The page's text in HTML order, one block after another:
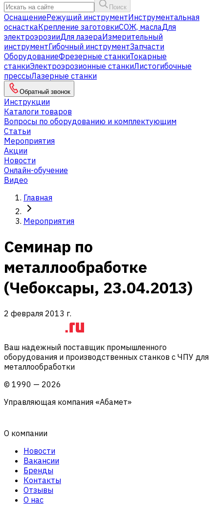
Поиск
ОснащениеРежущий инструментИнструментальная
оснасткаКрепление заготовкиСОЖ, маслаДля
электроэрозииДля лазераИзмерительный
инструментГибочный инструментЗапчасти
ОборудованиеФрезерные станкиТокарные
станкиЭлектроэрозионные станкиЛистогибочные
прессыЛазерные станки
Обратный звонок
Инструкции
Каталоги товаров
Вопросы по оборудованию и комплектующим
Статьи
Мероприятия
Акции
Новости
Онлайн-обучение
Видео
Главная
Мероприятия
Семинар по
металлообработке
(Чебоксары, 23.04.2013)
2 февраля 2013 г.
Ваш надежный поставщик промышленного
оборудования и производственных станков с ЧПУ для
металлообработки
© 1990 — 2026
Управляющая компания «Абамет»
О компании
Новости
Вакансии
Бренды
Контакты
Отзывы
О нас